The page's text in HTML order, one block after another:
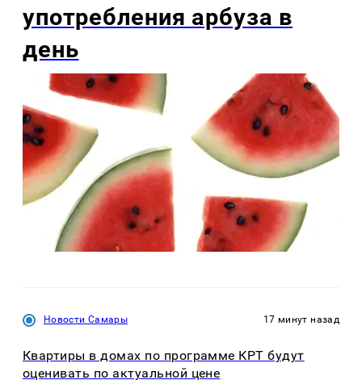
употребления арбуза в
день
Новости Самары 17 минут назад
Квартиры в домах по программе КРТ будут
оценивать по актуальной цене